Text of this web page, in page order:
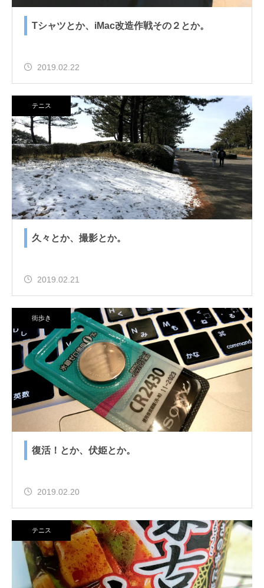
Tシャツとか、iMac改造作戦その２とか。
2019.02.22
テニス
久々とか、撮影とか。
2019.02.21
街歩き
復活！とか、伏姫とか。
2019.02.20
テニス